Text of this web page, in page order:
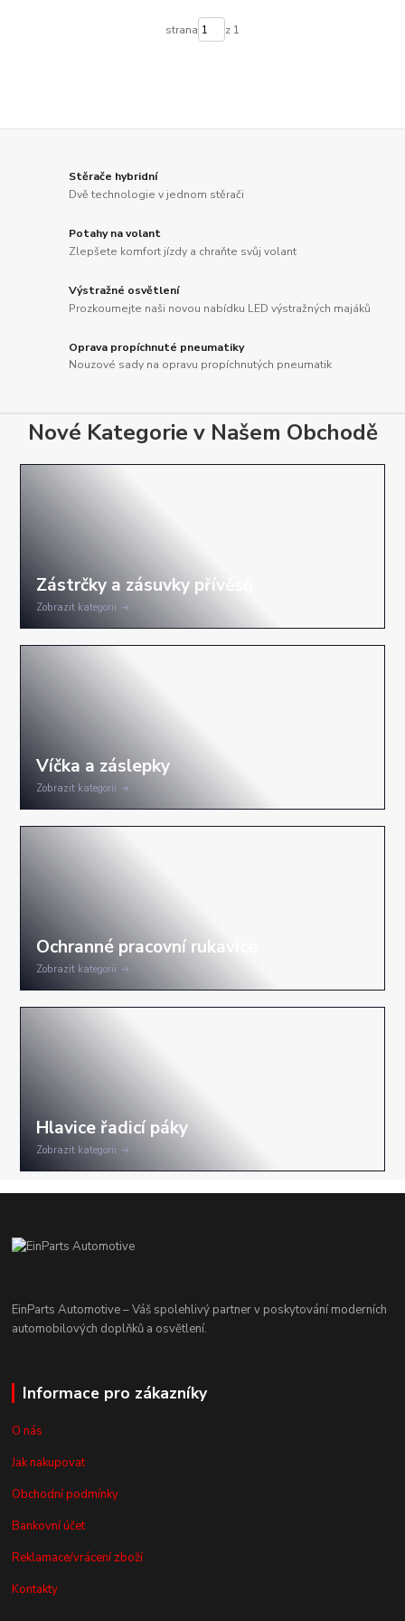
strana z 1
Stěrače hybridní
Dvě technologie v jednom stěrači
Potahy na volant
Zlepšete komfort jízdy a chraňte svůj volant
Výstražné osvětlení
Prozkoumejte naši novou nabídku LED výstražných majáků
Oprava propíchnuté pneumatiky
Nouzové sady na opravu propíchnutých pneumatik
Nové Kategorie v Našem Obchodě
Zobrazit kategorii
Zobrazit kategorii
Zobrazit kategorii
Zobrazit kategorii
EinParts Automotive – Váš spolehlivý partner v poskytování moderních
automobilových doplňků a osvětlení.
Informace pro zákazníky
O nás
Jak nakupovat
Obchodní podmínky
Bankovní účet
Reklamace/vrácení zboží
Kontakty